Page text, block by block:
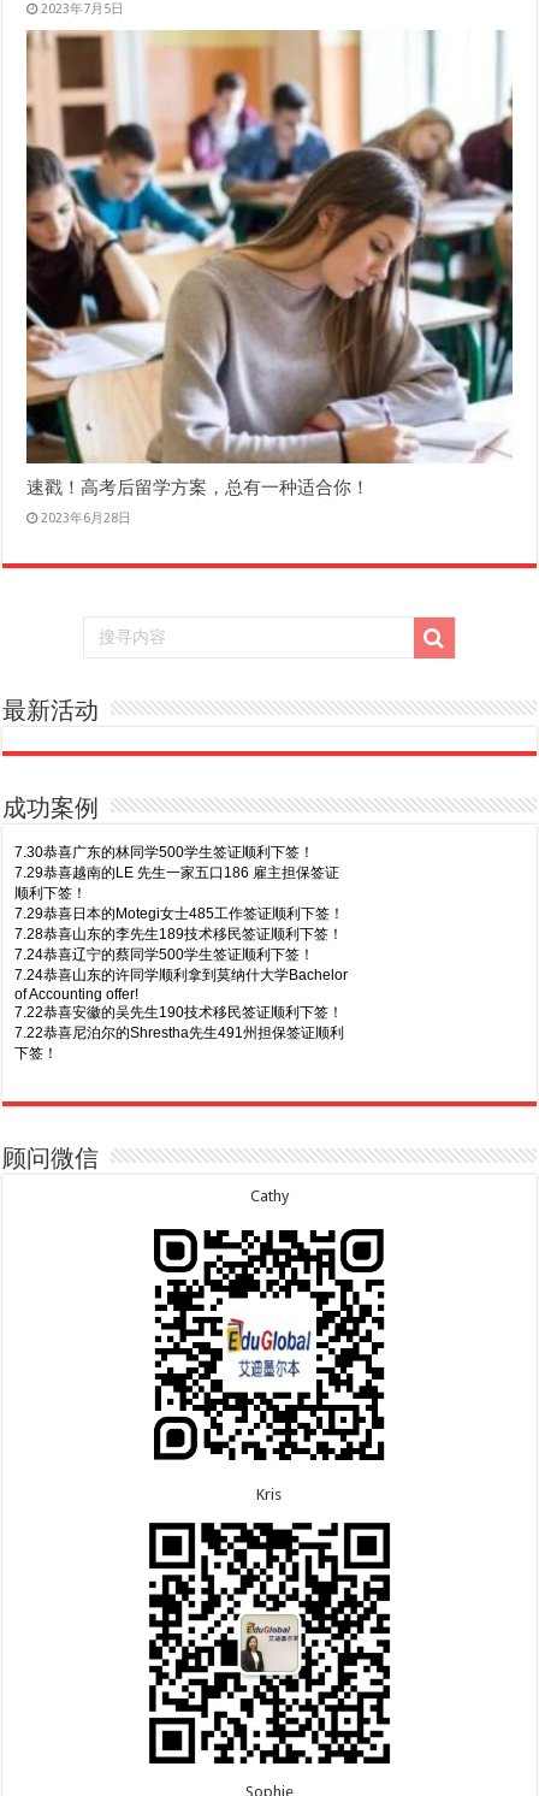
2023年7月5日
速戳！高考后留学方案，总有一种适合你！
2023年6月28日
最新活动
成功案例
Business offer！
8.6恭喜江苏的谢先生600旅游签证顺利下签，三年多
8.5恭喜江苏的杨女士190技术移民签证顺利下签！
8.3恭喜黑龙江的刘女士864父母签证顺利下签！
8.3恭喜天津的陈同学和妈妈590+500学生签证顺利
7.30恭喜广东的林同学500学生签证顺利下签！
7.29恭喜越南的LE 先生一家五口186 雇主担保签证
顺利下签！
7.29恭喜日本的Motegi女士485工作签证顺利下签！
7.28恭喜山东的李先生189技术移民签证顺利下签！
7.24恭喜辽宁的蔡同学500学生签证顺利下签！
7.24恭喜山东的许同学顺利拿到莫纳什大学Bachelor
of Accounting offer!
7.22恭喜安徽的吴先生190技术移民签证顺利下签！
7.22恭喜尼泊尔的Shrestha先生491州担保签证顺利
下签！
签！
7.15恭喜江苏的曹同学500学生签证顺利下签！
7.13恭喜广东的邓同学500学生签证顺利下签！
7.9恭喜广东的喻同学500学生签证顺利下签！
7.8恭喜黑龙江的刘女士600旅游签证顺利下签，三年
7.7恭喜北京的王先生和孩子600旅游签证顺利下签，
顾问微信
Cathy
Kris
Sophie